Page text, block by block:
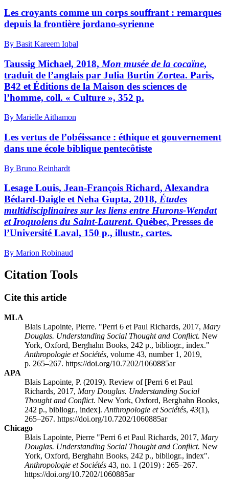
Les croyants comme un corps souffrant : remarques
depuis la frontière jordano-syrienne
By Basit Kareem Iqbal
Taussig Michael, 2018, Mon musée de la cocaïne,
traduit de l’anglais par Julia Burtin Zortea. Paris,
B42 et Éditions de la Maison des sciences de
l’homme, coll. « Culture », 352 p.
By Marielle Aithamon
Les vertus de l’obéissance : éthique et gouvernement
dans une école biblique pentecôtiste
By Bruno Reinhardt
Lesage Louis, Jean-François Richard, Alexandra
Bédard-Daigle et Neha Gupta, 2018, Études
multidisciplinaires sur les liens entre Hurons-Wendat
et Iroquoiens du Saint-Laurent. Québec, Presses de
l’Université Laval, 150 p., illustr., cartes.
By Marion Robinaud
Citation Tools
Cite this article
MLA
Blais Lapointe, Pierre. "Perri 6 et Paul Richards, 2017, Mary
Douglas. Understanding Social Thought and Conflict. New
York, Oxford, Berghahn Books, 242 p., bibliogr., index."
Anthropologie et Sociétés, volume 43, number 1, 2019,
p. 265–267. https://doi.org/10.7202/1060885ar
APA
Blais Lapointe, P. (2019). Review of [Perri 6 et Paul
Richards, 2017, Mary Douglas. Understanding Social
Thought and Conflict. New York, Oxford, Berghahn Books,
242 p., bibliogr., index]. Anthropologie et Sociétés, 43(1),
265–267. https://doi.org/10.7202/1060885ar
Chicago
Blais Lapointe, Pierre "Perri 6 et Paul Richards, 2017, Mary
Douglas. Understanding Social Thought and Conflict. New
York, Oxford, Berghahn Books, 242 p., bibliogr., index".
Anthropologie et Sociétés 43, no. 1 (2019) : 265–267.
https://doi.org/10.7202/1060885ar